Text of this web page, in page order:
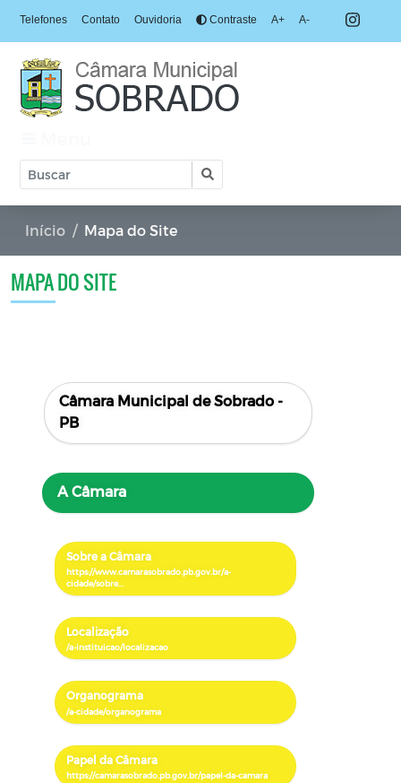
Telefones Contato Ouvidoria Contraste A+ A-
Início Mapa do Site
MAPA DO SITE
Câmara Municipal de Sobrado -
PB
A Câmara
Sobre a Câmara
Localização
Organograma
Papel da Câmara